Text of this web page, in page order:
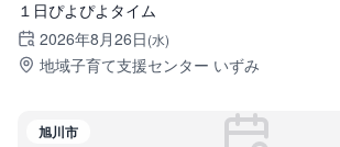
１日ぴよぴよタイム
2026年8月26日(水)
地域子育て支援センター いずみ
旭川市